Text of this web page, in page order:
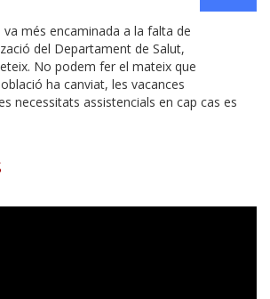
més encaminada a la falta de
del Departament de Salut,
No podem fer el mateix que
ha canviat, les vacances
necessitats assistencials en cap cas es